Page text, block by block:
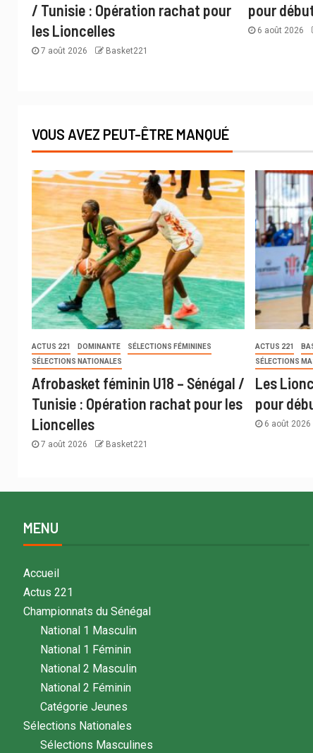
/ Tunisie : Opération rachat pour
les Lioncelles
7 août 2026 Basket221
pour
6 août 2026
VOUS AVEZ PEUT-ÊTRE MANQUÉ
ACTUS 221 DOMINANTE
SÉLECTIONS FÉMININES
SÉLECTIONS NATIONALES
Afrobasket féminin U18 – Sénégal /
Tunisie : Opération rachat pour les
Lioncelles
7 août 2026 Basket221
ACTUS 221
SÉLECTIONS
Les
pour
6 août 2026
MENU
Accueil
Actus 221
Championnats du Sénégal
National 1 Masculin
National 1 Féminin
National 2 Masculin
National 2 Féminin
Catégorie Jeunes
Sélections Nationales
Sélections Masculines